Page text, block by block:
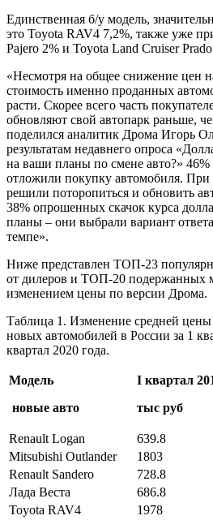
Единственная б/у модель,
это Toyota RAV4 7,2%, также уже
Pajero 2% и Toyota Land Cruiser
«Несмотря на общее снижение цен
стоимость именно проданных
расти. Скорее всего часть
обновляют свой автопарк раньше,
поделился аналитик Дрома Игорь
результатам недавнего опроса
на ваши планы по смене авто?»
отложили покупку автомобиля. При
решили поторопиться и обновить
38% опрошенных скачок курса
планы – они выбрали вариант
темпе».
Ниже представлен ТОП-23
от дилеров и ТОП-20 подержанных
изменением цены по версии Дрома.
Таблица 1. Изменение средней
новых автомобилей в России за 1
квартал 2020 года.
Модель
новые авто
I квартал
тыс руб
Renault Logan 639.8
Mitsubishi Outlander
1803
Renault Sandero
728.8
Лада Веста
686.8
Toyota RAV4
1978